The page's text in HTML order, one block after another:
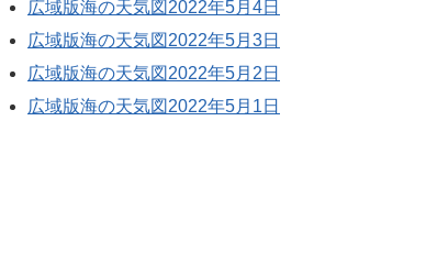
広域版海の天気図2022年5月4日
広域版海の天気図2022年5月3日
広域版海の天気図2022年5月2日
広域版海の天気図2022年5月1日